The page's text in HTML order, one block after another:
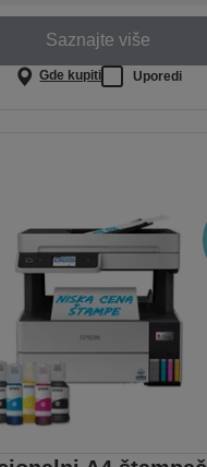
Saznajte više
Gde kupiti Uporedi